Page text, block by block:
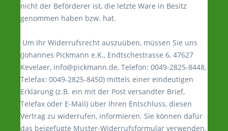
nicht der Beförderer ist, die letzte Ware in Besitz
genommen haben bzw. hat.
Um Ihr Widerrufsrecht auszuüben, müssen Sie uns
(Johannes Pickmann e.K., Endtschestrasse 6, 47627
Kevelaer, info@pickmann.de, Telefon: 0049-2825-8448,
Telefax: 0049-2825-8450) mittels einer eindeutigen
Erklärung (z.B. ein mit der Post versandter Brief,
Telefax oder E-Mail) über Ihren Entschluss, diesen
Vertrag zu widerrufen, informieren. Sie können dafür
das beigefügte Muster-Widerrufsformular verwenden,